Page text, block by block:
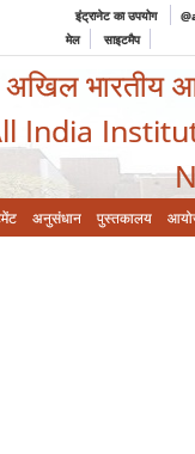
इंट्रानेट का उपयोग
मेल
साइटमैप
अखिल भारतीय
India
अनुसंधान पुस्तकालय